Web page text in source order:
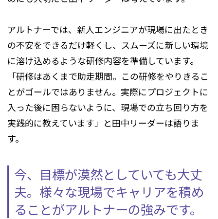
アルトナーでは、新人エンジニアが現場に出たとき
の不安をできるだけ軽くし、スムーズに新しい環境
に溶け込めるような研修内容を準備しています。
「研修はあくまで助走期間。この研修をやりきるこ
とがゴールではありません。実際にプロジェクトに
入った後に困らないように、現場での立ち回り方を
実践的に教えています」と田中リーダーは語りま
す。
今、目標が漠然としていても大丈
夫。様々な現場でキャリアを積め
ることがアルトナーの強みです。